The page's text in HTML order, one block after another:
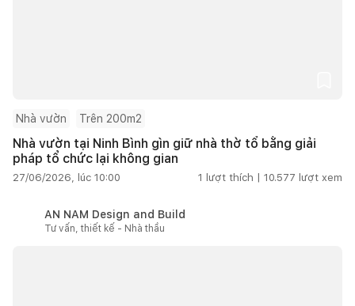
Nhà vườn Trên 200m2
Nhà vườn tại Ninh Bình gìn giữ nhà thờ tổ bằng giải
pháp tổ chức lại không gian
27/06/2026, lúc 10:00 1 lượt thích | 10.577 lượt xem
AN NAM Design and Build
Tư vấn, thiết kế - Nhà thầu